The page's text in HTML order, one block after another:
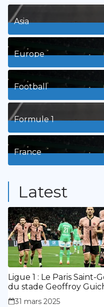
Asia
1
Europe
Football
Formule 1
France
Latest
Ligue 1 : Le Paris
du stade Geoffroy
doublé de Doué.
31 mars 2025